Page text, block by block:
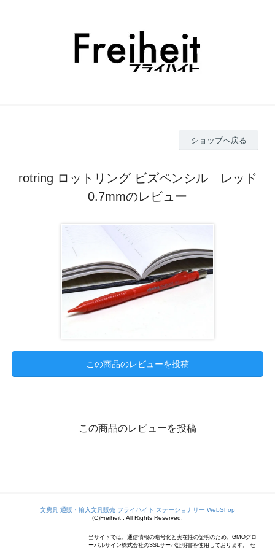
ショップへ戻る
rotring ロットリング ビズペンシル レッド
0.7mmのレビュー
この商品のレビューを投稿
この商品のレビューを投稿
文房具 通販・輸入文具販売 フライハイト ステーショナリー WebShop
(C)Freiheit . All Rights Reserved.
当サイトでは、通信情報の暗号化と実在性の証明のため、GMOグロ
ーバルサイン株式会社のSSLサーバ証明書を使用しております。 セ